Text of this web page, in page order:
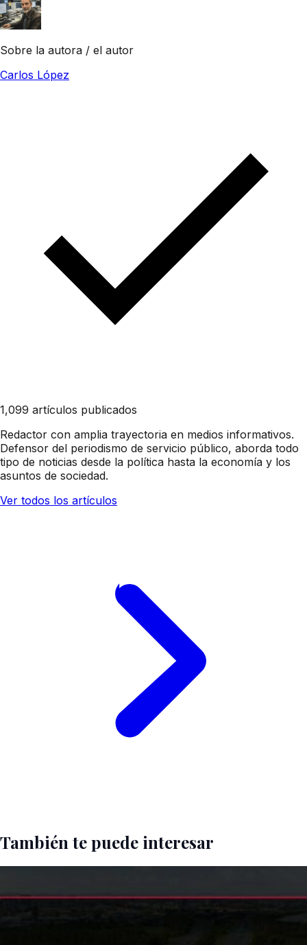
Sobre la autora / el autor
Carlos López
1,099 artículos publicados
Redactor con amplia trayectoria en medios informativos.
Defensor del periodismo de servicio público, aborda todo
tipo de noticias desde la política hasta la economía y los
asuntos de sociedad.
Ver todos los artículos
También te puede interesar